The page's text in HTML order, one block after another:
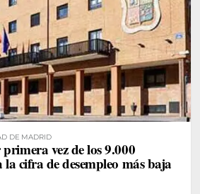
DE MADRID
vez de los 9.000
cifra de desempleo más baja